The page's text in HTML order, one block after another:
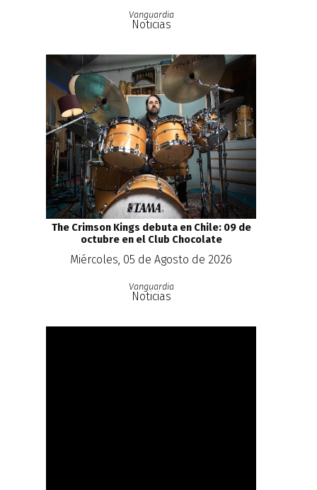
Vanguardia
Noticias
The Crimson Kings debuta en Chile: 09 de
octubre en el Club Chocolate
Miércoles, 05 de Agosto de 2026
Vanguardia
Noticias